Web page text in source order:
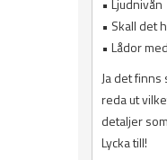
• Ljudnivån
• Skall det
• Lådor
Ja det
reda ut
detaljer
Lycka till!